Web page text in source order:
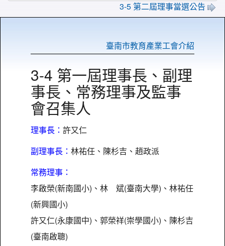
3-5 第二屆理事當選公告
臺南市教育產業工會介紹
3-4 第一屆理事長、副理
事長、常務理事及監事
會召集人
理事長： 許又仁
副理事長： 林祐任、陳杉吉、趙政派
常務理事：
李啟榮(新南國小)、林 斌(臺南大學)、林祐任
(新興國小)
許又仁(永康國中)、郭榮祥(崇學國小)、陳杉吉
(臺南啟聰)